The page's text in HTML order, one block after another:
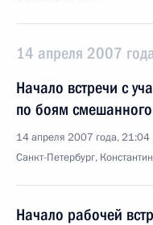
14 апреля 2007
Начало встречи с
по боям смешанного
14 апреля 2007 года, 21:04
Санкт-Петербург,
Начало рабочей